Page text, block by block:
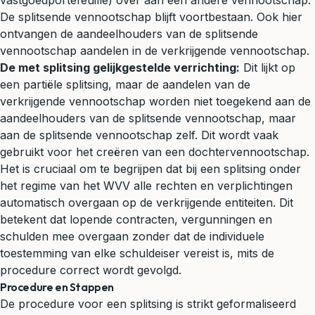
De splitsende vennootschap blijft voortbestaan. Ook hier
ontvangen de aandeelhouders van de splitsende
vennootschap aandelen in de verkrijgende vennootschap.
De met splitsing gelijkgestelde verrichting: Dit lijkt op
een partiële splitsing, maar de aandelen van de
verkrijgende vennootschap worden niet toegekend aan de
aandeelhouders van de splitsende vennootschap, maar
aan de splitsende vennootschap zelf. Dit wordt vaak
gebruikt voor het creëren van een dochtervennootschap.
Het is cruciaal om te begrijpen dat bij een splitsing onder
het regime van het WVV alle rechten en verplichtingen
automatisch overgaan op de verkrijgende entiteiten. Dit
betekent dat lopende contracten, vergunningen en
schulden mee overgaan zonder dat de individuele
toestemming van elke schuldeiser vereist is, mits de
procedure correct wordt gevolgd.
Procedure en Stappen
De procedure voor een splitsing is strikt geformaliseerd